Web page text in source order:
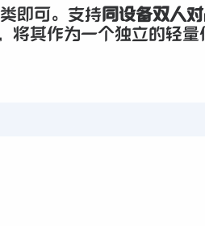
即可。支持同设备双人
其作为一个独立的轻量